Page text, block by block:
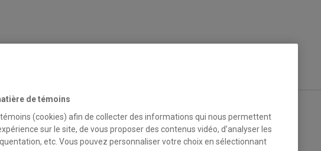
« Musique »
Expertise(s)
de témoins
témoins (cookies) afin de collecter des informations qui nous permettent
sur le site, de vous proposer des contenus vidéo, d’analyser les
etc. Vous pouvez personnaliser votre choix en sélectionnant